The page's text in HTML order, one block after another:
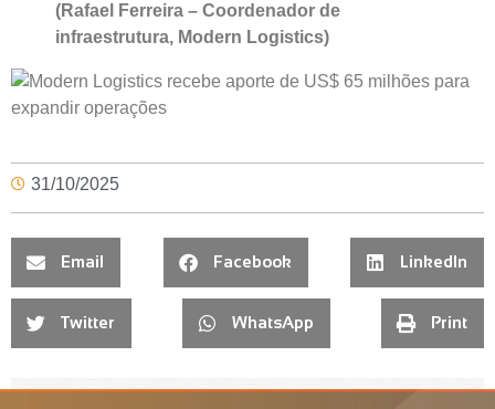
(Rafael Ferreira – Coordenador de
infraestrutura, Modern Logistics)
31/10/2025
Email Facebook LinkedIn
Twitter WhatsApp Print